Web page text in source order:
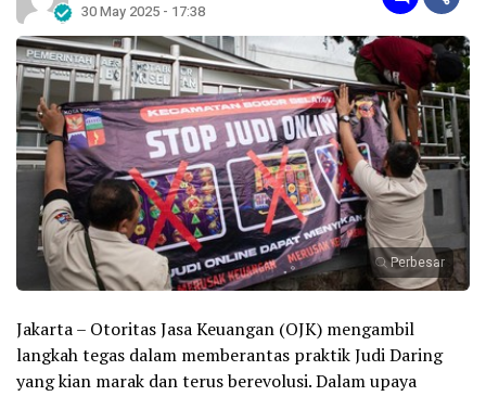
30 May 2025 - 17:38
Perbesar
Jakarta – Otoritas Jasa Keuangan (OJK) mengambil
langkah tegas dalam memberantas praktik Judi Daring
yang kian marak dan terus berevolusi. Dalam upaya